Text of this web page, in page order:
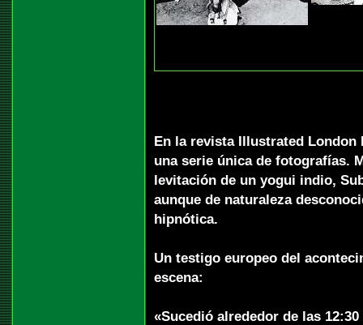
En la revista Illustrated London
una serie única de fotografías.
levitación de un yogui indio,
aunque de naturaleza
hipnótica.
Un testigo europeo del
escena:
«Sucedió alrededor de las